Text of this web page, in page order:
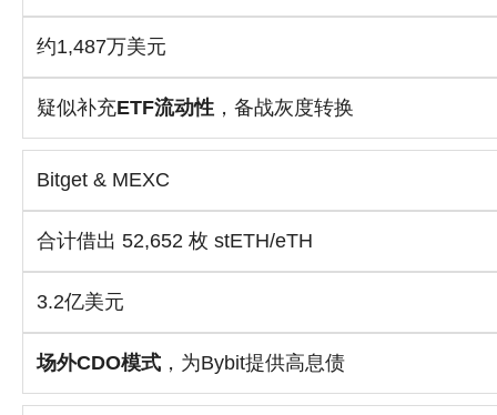
约1,487万美元
疑似补充ETF流动性 ，备战灰度转换
Bitget & MEXC
合计借出 52,652 枚 stETH/eTH
3.2亿美元
场外CDO模式 ，为Bybit提供高息债